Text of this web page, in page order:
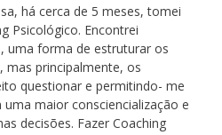
há cerca de 5 meses, tomei
Psicológico. Encontrei
uma forma de estruturar os
mas principalmente, os
questionar e permitindo- me
maior consciencialização e
decisões. Fazer Coaching